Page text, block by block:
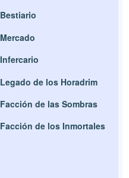
Bestiario
Mercado
Infercario
Legado de los Horadrim
Facción de las Sombras
Facción de los Inmortales